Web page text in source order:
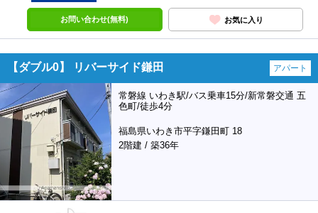
お問い合わせ(無料) お気に入り
【ダブル0】 リバーサイド鎌田 アパート
常磐線 いわき駅/バス乗車15分/新常磐交通 五
色町/徒歩4分
福島県いわき市平字鎌田町 18
2階建 / 築36年